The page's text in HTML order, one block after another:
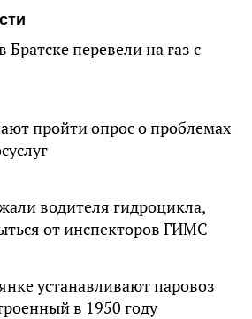
перевели на газ с
пройти опрос о проблемах
водителя гидроцикла,
от инспекторов ГИМС
устанавливают паровоз
в 1950 году